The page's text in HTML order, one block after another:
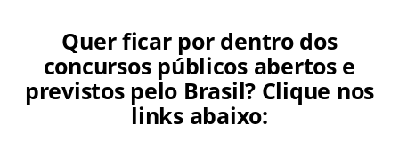
Quer ficar por dentro dos
concursos públicos abertos e
previstos pelo Brasil? Clique nos
links abaixo: